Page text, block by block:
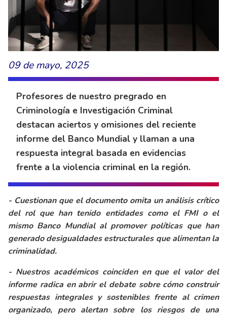
09 de mayo, 2025
Profesores de nuestro pregrado en
Criminología e Investigación Criminal
destacan aciertos y omisiones del reciente
informe del Banco Mundial y llaman a una
respuesta integral basada en evidencias
frente a la violencia criminal en la región.
- Cuestionan que el documento omita un análisis crítico
del rol que han tenido entidades como el FMI o el
mismo Banco Mundial al promover políticas que han
generado desigualdades estructurales que alimentan la
criminalidad.
- Nuestros académicos coinciden en que el valor del
informe radica en abrir el debate sobre cómo construir
respuestas integrales y sostenibles frente al crimen
organizado, pero alertan sobre los riesgos de una